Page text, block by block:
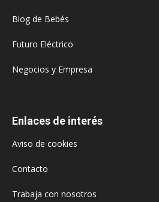
Blog de Bebés
Futuro Eléctrico
Negocios y Empresa
Enlaces de interés
Aviso de cookies
Contacto
Trabaja con nosotros